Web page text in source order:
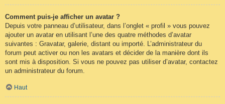
Comment puis-je afficher un avatar ?
Depuis votre panneau d’utilisateur, dans l’onglet « profil » vous pouvez
ajouter un avatar en utilisant l’une des quatre méthodes d’avatar
suivantes : Gravatar, galerie, distant ou importé. L’administrateur du
forum peut activer ou non les avatars et décider de la manière dont ils
sont mis à disposition. Si vous ne pouvez pas utiliser d’avatar, contactez
un administrateur du forum.
Haut